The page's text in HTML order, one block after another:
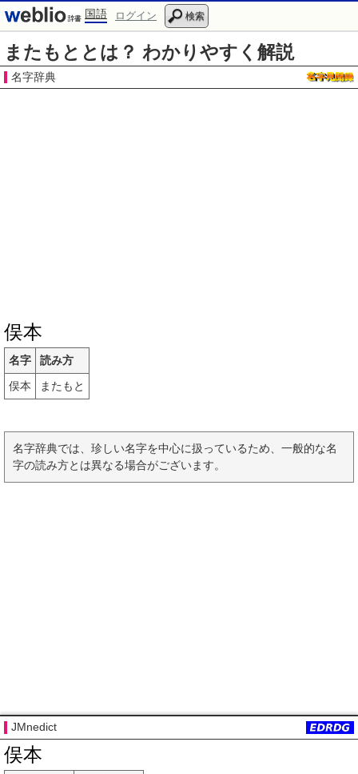
国語 ログイン 検索
またもととは？ わかりやすく解説
名字辞典
俣本
名字
読み方
俣本
またもと
名字辞典では、珍しい名字を中心に扱っているため、一般的な名
字の読み方とは異なる場合がございます。
JMnedict
俣本